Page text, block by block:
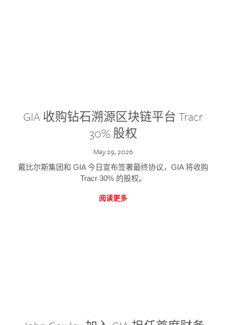
GIA 收购钻石溯源区块链平台 Tracr
30% 股权
May 29, 2026
戴比尔斯集团和 GIA 今日宣布签署最终协议，GIA 将收购
Tracr 30% 的股权。
阅读更多